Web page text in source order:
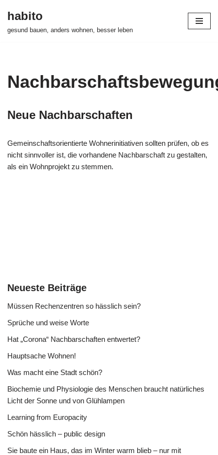
habito
gesund bauen, anders wohnen, besser leben
Neue Nachbarschaften
Gemeinschaftsorientierte Wohnerinitiativen sollten prüfen, ob es
nicht sinnvoller ist, die vorhandene Nachbarschaft zu gestalten,
als ein Wohnprojekt zu stemmen.
Neueste Beiträge
Müssen Rechenzentren so hässlich sein?
Sprüche und weise Worte
Hat „Corona“ Nachbarschaften entwertet?
Hauptsache Wohnen!
Was macht eine Stadt schön?
Biochemie und Physiologie des Menschen braucht natürliches
Licht der Sonne und von Glühlampen
Learning from Europacity
Schön hässlich – public design
Sie baute ein Haus, das im Winter warm blieb – nur mit